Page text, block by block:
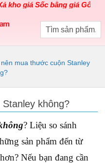
giá Sốc bằng giá Gốc cho
mua thước cuộn Stanley
không?
? Liệu so sánh
sản phẩm đến từ
Nếu bạn đang cần